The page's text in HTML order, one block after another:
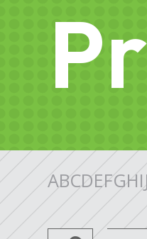
ABCDEFGHI